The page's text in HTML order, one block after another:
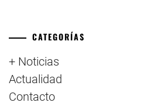
CATEGORÍAS
+ Noticias
Actualidad
Contacto